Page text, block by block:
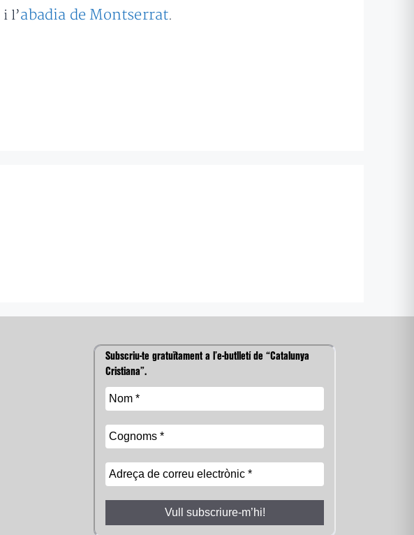
i l’abadia de Montserrat.
Subscriu-te gratuïtament a l’e-butlletí de “Catalunya
Cristiana”.